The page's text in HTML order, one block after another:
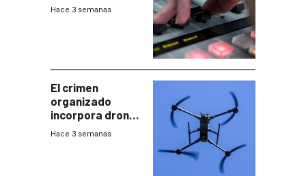
2026
Hace 3 semanas
El crimen
organizado
incorpora drones
y abre un nuevo
Hace 3 semanas